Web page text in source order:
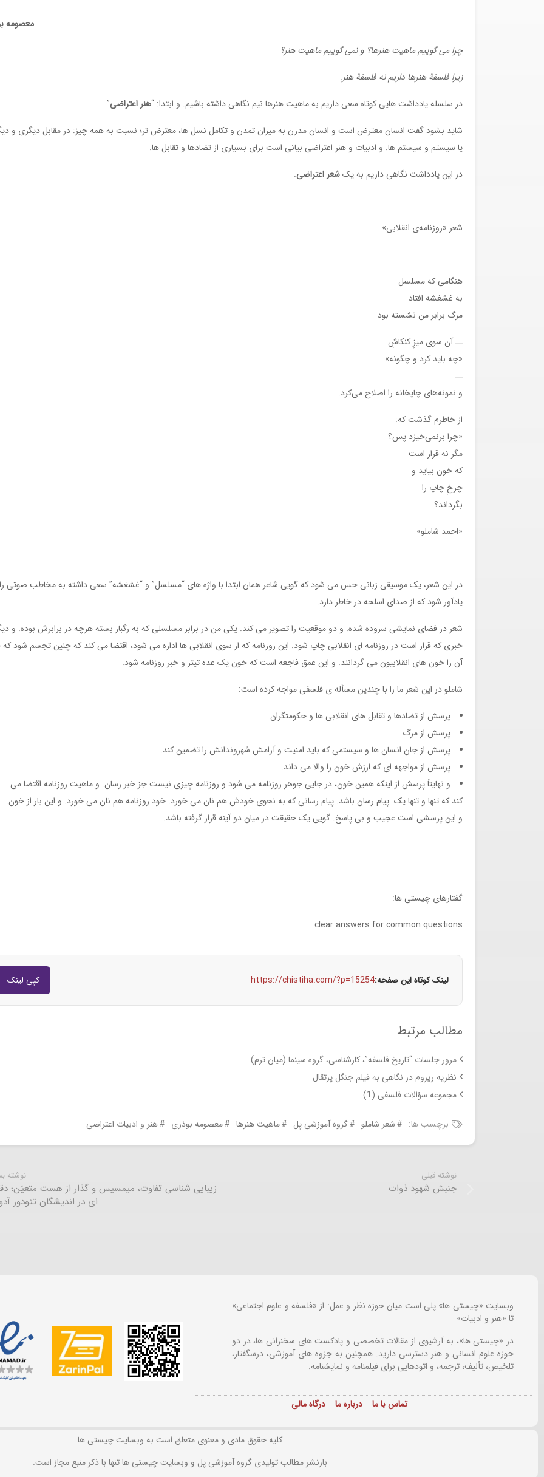
معصومه
چرا می گوییم ماهیت هنرها؟ و نمی گوییم ماهیت هنر؟
زیرا فلسفۀ هنرها داریم نه فلسفۀ هنر.
در سلسله یادداشت هایی کوتاه سعی داریم به ماهیت هنرها نیم نگاهی داشته باشیم. و ابتدا: “هنر اعتراضی”
شاید بشود گفت انسان معترض است و انسان مدرن به میزان تمدن و تکامل نسل ها، معترض تر؛ نسبت به همه چیز: در مقابل دیگری و
یا سیستم و سیستم ها. و ادبیات و هنر اعتراضی بیانی است برای بسیاری از تضادها و تقابل ها.
در این یادداشت نگاهی داریم به یکشعر اعتراضی.
شعر «روزنامه‌ی انقلابی»
هنگامی که مسلسل
به غشغشه افتاد
مرگ برابرِ من نشسته بود
ــ آن سوی میزِ کنکاشِ
«چه باید کرد و چگونه»
ــ
و نمونه‌های چاپخانه را اصلاح می‌کرد.
از خاطرم گذشت که:
«چرا برنمی‌خیزد پس؟
مگر نه قرار است
که خون بیاید و
چرخِ چاپ را
بگرداند؟
«احمد شاملو»
در این شعر، یک موسیقی زبانی حس می شود که گویی شاعر همان ابتدا با واژه های “مسلسل” و “غشغشه” سعی داشته به مخاطب صوتی را
یادآور شود که از صدای اسلحه در خاطر دارد.
شعر در فضای نمایشی سروده شده. و دو موقعیت را تصویر می کند. یکی من در برابر مسلسلی که به رگبار بسته هرچه در برابرش بوده. و
خبری که قرار است در روزنامه ای انقلابی چاپ شود. این روزنامه که از سوی انقلابی ها اداره می شود، اقتضا می کند که چنین تجسم شود
آن را خون های انقلابیون می گردانند. و این عمق فاجعه است که خون یک عده تیتر و خبر روزنامه شود.
شاملو در این شعر ما را با چندین مسأله ی فلسفی مواجه کرده است:
پرسش از تضادها و تقابل های انقلابی ها و حکومتگران
پرسش از مرگ
پرسش از جان انسان ها و سیستمی که باید امنیت و آرامش شهروندانش را تضمین کند.
پرسش از مواجهه ای که ارزش خون را والا می داند.
و نهایتاً پرسش از اینکه همین خون، در جایی جوهر روزنامه می شود و روزنامه چیزی نیست جز خبر رسان. و ماهیت روزنامه اقتضا می
کند که تنها و تنها یک پیام رسان باشد. پیام رسانی که به نحوی خودش هم نان می خورد. خود روزنامه هم نان می خورد. و این بار از خون.
و این پرسشی است عجیب و بی پاسخ. گویی یک حقیقت در میان دو آینه قرار گرفته باشد.
گفتارهای چیستی ها:
clear answers for common questions
لینک کوتاه این صفحه:https://chistiha.com/?p=15254 کپی لینک
مطالب مرتبط
مرور جلسات “تاریخ فلسفه”، کارشناسی، گروه سینما (میان ترم)
نظریه ریزوم در نگاهی به فیلم جنگل پرتقال
مجموعه سؤالات فلسفی (1)
برچسب ها: شعر شاملو گروه آموزشی پل ماهیت هنرها معصومه بوذری هنر و ادبیات اعتراضی
نوشته قبلی
جنبش شهود ذوات
نوشته
زیبایی شناسی تفاوت، میمسیس و گذار از هست متعیَن؛
ای در اندیشگان تئودور
وبسایت «چیستی ها» پلی است میان حوزه نظر و عمل: از «فلسفه و علوم اجتماعی»
تا «هنر و ادبیات»
در «چیستی ها»، به آرشیوی از مقالات تخصصی و پادکست های سخنرانی ها، در دو
حوزه علوم انسانی و هنر دسترسی دارید. همچنین به جزوه های آموزشی، درسگفتار،
تلخیص، تألیف، ترجمه، و اتودهایی برای فیلمنامه و نمایشنامه.
تماس با ما درباره ما درگاه مالی
کلیه حقوق مادی و معنوی متعلق است به وبسایت چیستی ها
بازنشر مطالب تولیدی گروه آموزشی پل و وبسایت چیستی ها تنها با ذکر منبع مجاز است.